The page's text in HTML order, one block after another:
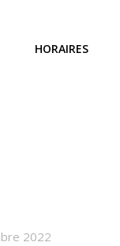
HORAIRES
2022